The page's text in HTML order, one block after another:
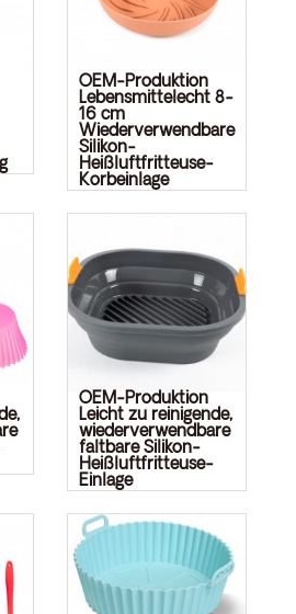
OEM-Produktion
Lebensmittelecht 8-
16 cm
Wiederverwendbare
Silikon-
Heißluftfritteuse-
Korbeinlage
OEM-Produktion
Leicht zu reinigende,
wiederverwendbare
faltbare Silikon-
Heißluftfritteuse-
Einlage